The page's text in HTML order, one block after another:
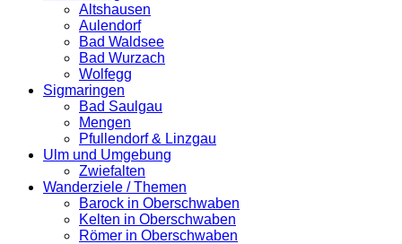
Altshausen
Aulendorf
Bad Waldsee
Bad Wurzach
Wolfegg
Sigmaringen
Bad Saulgau
Mengen
Pfullendorf & Linzgau
Ulm und Umgebung
Zwiefalten
Wanderziele / Themen
Barock in Oberschwaben
Kelten in Oberschwaben
Römer in Oberschwaben